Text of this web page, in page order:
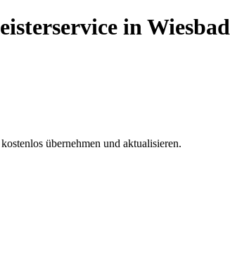
in
übernehmen und aktualisieren.